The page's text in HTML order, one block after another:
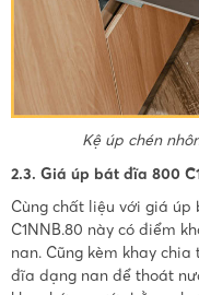
Kệ úp chén
2.3. Giá úp bát đĩa 800
Cùng chất liệu với giá
C1NNB.80 này có điểm
nan. Cũng kèm khay
đĩa dạng nan để thoát